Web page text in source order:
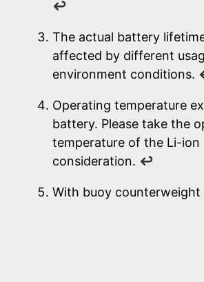
↩
The actual battery
affected by different
environment conditions.
Operating temperature
battery. Please take the
temperature of the Li-
consideration. ↩
With buoy counterweight